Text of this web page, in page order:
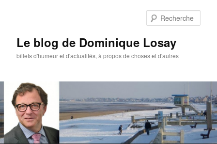
Le blog de Dominique Losay
billets d'humeur et d'actualités, à propos de choses et d'autres